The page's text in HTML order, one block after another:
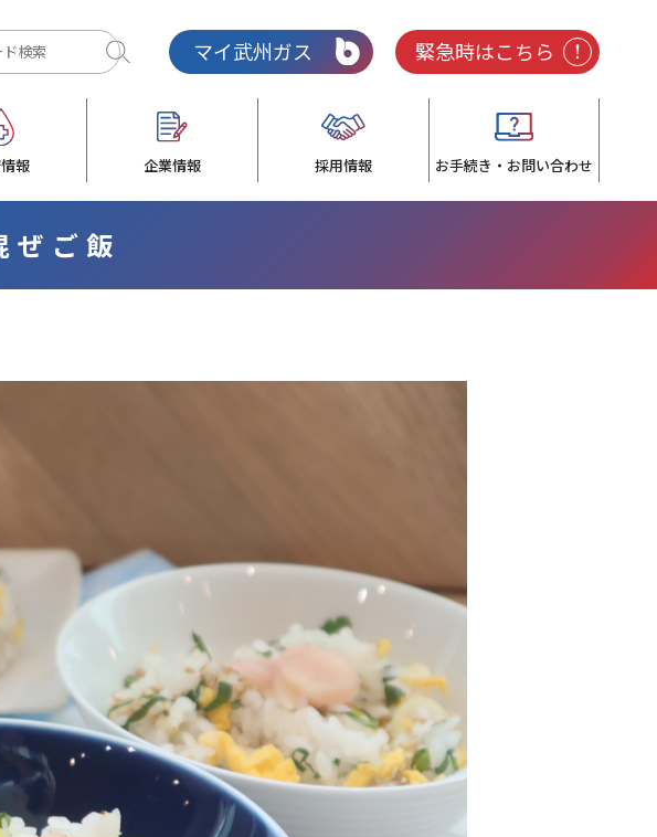
マイ武州ガス 緊急時はこちら
報 企業情報 採用情報 お手続き・お問い合わせ
ぜご飯